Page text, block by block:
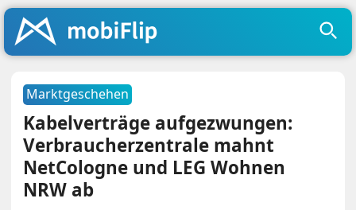
Marktgeschehen
Kabelverträge aufgezwungen:
Verbraucherzentrale mahnt
NetCologne und LEG Wohnen
NRW ab